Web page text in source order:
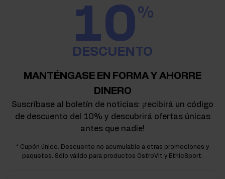
10%
DESCUENTO
MANTÉNGASE EN FORMA Y AHORRE
DINERO
Suscríbase al boletín de noticias: ¡recibirá un código
de descuento del 10% y descubrirá ofertas únicas
antes que nadie!
* Cupón único. Descuento no acumulable a otras promociones y
paquetes. Sólo válido para productos OstroVit y EthicSport.